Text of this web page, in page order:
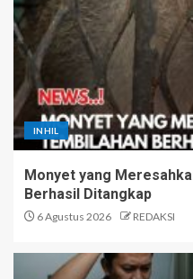
INHIL
Monyet yang
Berhasil Ditangkap
6 Agustus 2026 REDAKSI